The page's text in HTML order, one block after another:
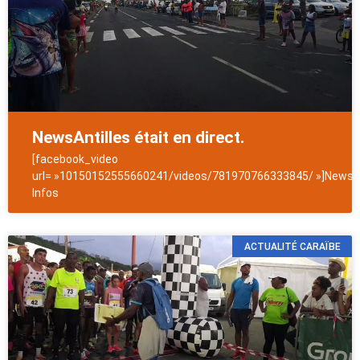
NewsAntilles était en direct.
[facebook_video
url= »10150152555660241/videos/781970766333845/
Infos
ACTUALITÉ CARAÏBE